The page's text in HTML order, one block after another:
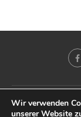
Wir verwenden
unserer Website